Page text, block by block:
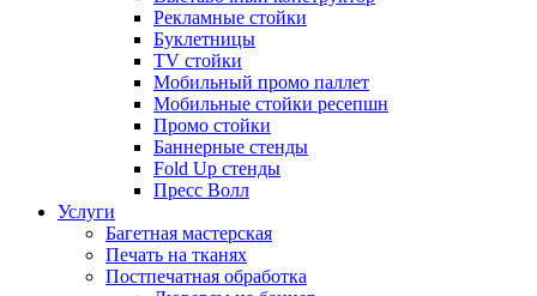
Рекламные стойки
Буклетницы
TV стойки
Мобильный промо паллет
Мобильные стойки ресепшн
Промо стойки
Баннерные стенды
Fold Up стенды
Пресс Волл
Услуги
Багетная мастерская
Печать на тканях
Постпечатная обработка